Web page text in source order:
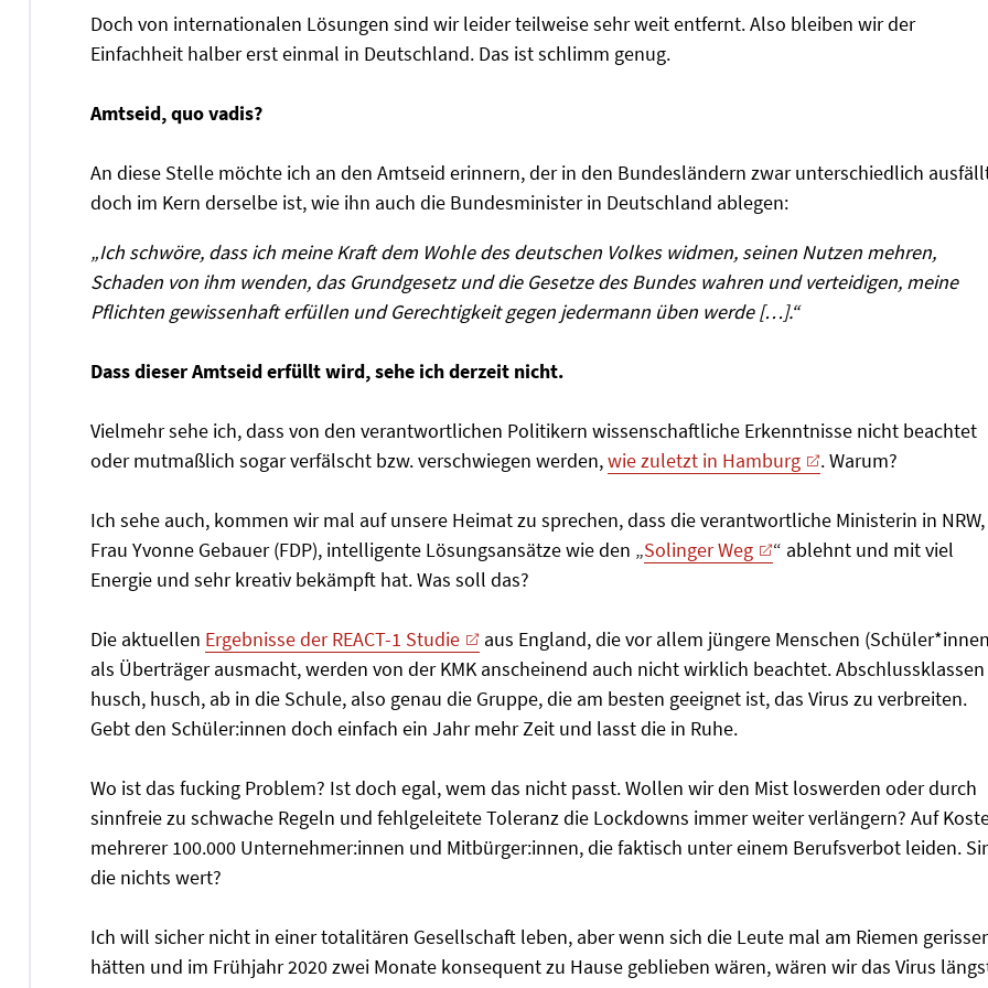
Doch von internationalen Lösungen sind wir leider teilweise sehr weit entfernt. Also bleiben wir der
Einfachheit halber erst einmal in Deutschland. Das ist schlimm genug.
Amtseid, quo vadis?
An diese Stelle möchte ich an den Amtseid erinnern, der in den Bundesländern zwar unterschiedlich
doch im Kern derselbe ist, wie ihn auch die Bundesminister in Deutschland ablegen:
„Ich schwöre, dass ich meine Kraft dem Wohle des deutschen Volkes widmen, seinen Nutzen mehren,
Schaden von ihm wenden, das Grundgesetz und die Gesetze des Bundes wahren und verteidigen, meine
Pflichten gewissenhaft erfüllen und Gerechtigkeit gegen jedermann üben werde […].“
Dass dieser Amtseid erfüllt wird, sehe ich derzeit nicht.
Vielmehr sehe ich, dass von den verantwortlichen Politikern wissenschaftliche Erkenntnisse nicht beachtet
oder mutmaßlich sogar verfälscht bzw. verschwiegen werden,wie zuletzt in Hamburg . Warum?
Ich sehe auch, kommen wir mal auf unsere Heimat zu sprechen, dass die verantwortliche Ministerin in NRW,
Frau Yvonne Gebauer (FDP), intelligente Lösungsansätze wie den „Solinger Weg
“ ablehnt und mit viel
Energie und sehr kreativ bekämpft hat. Was soll das?
Die aktuellen Ergebnisse der REACT-1 Studie
aus England, die vor allem jüngere Menschen
als Überträger ausmacht, werden von der KMK anscheinend auch nicht wirklich beachtet. Abschlussklassen
husch, husch, ab in die Schule, also genau die Gruppe, die am besten geeignet ist, das Virus zu verbreiten.
Gebt den Schüler:innen doch einfach ein Jahr mehr Zeit und lasst die in Ruhe.
Wo ist das fucking Problem? Ist doch egal, wem das nicht passt. Wollen wir den Mist loswerden oder durch
sinnfreie zu schwache Regeln und fehlgeleitete Toleranz die Lockdowns immer weiter verlängern? Auf
mehrerer 100.000 Unternehmer:innen und Mitbürger:innen, die faktisch unter einem Berufsverbot leiden.
die nichts wert?
Ich will sicher nicht in einer totalitären Gesellschaft leben, aber wenn sich die Leute mal am Riemen
hätten und im Frühjahr 2020 zwei Monate konsequent zu Hause geblieben wären, wären wir das Virus